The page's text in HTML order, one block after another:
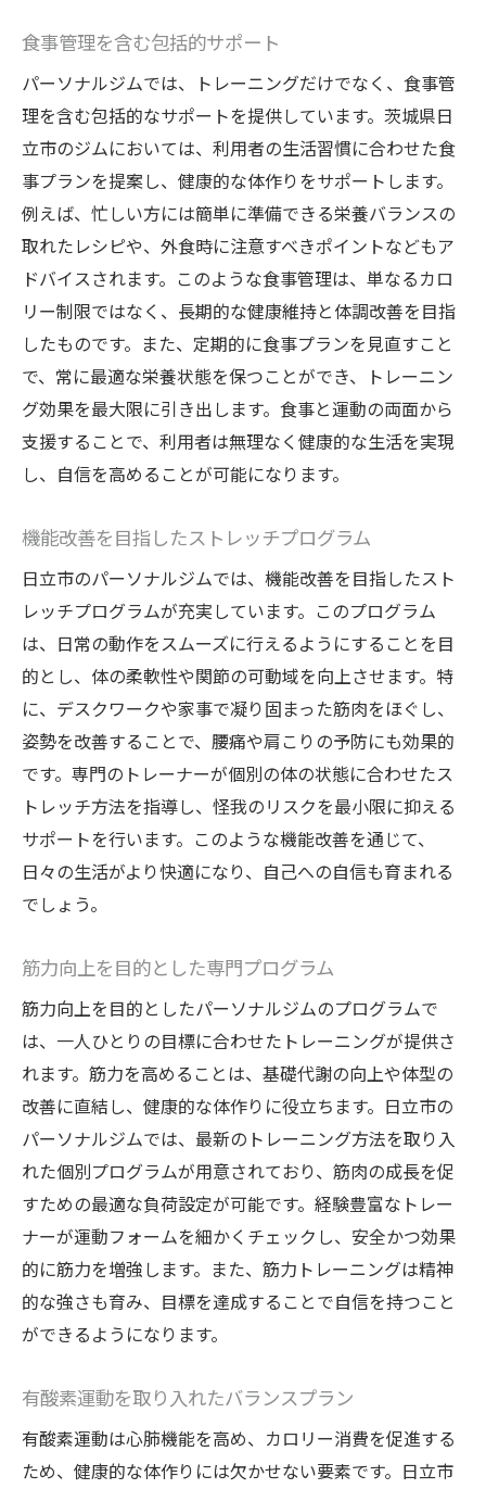
食事管理を含む包括的サポート
パーソナルジムでは、トレーニングだけでなく、食事管
理を含む包括的なサポートを提供しています。茨城県日
立市のジムにおいては、利用者の生活習慣に合わせた食
事プランを提案し、健康的な体作りをサポートします。
例えば、忙しい方には簡単に準備できる栄養バランスの
取れたレシピや、外食時に注意すべきポイントなどもア
ドバイスされます。このような食事管理は、単なるカロ
リー制限ではなく、長期的な健康維持と体調改善を目指
したものです。また、定期的に食事プランを見直すこと
で、常に最適な栄養状態を保つことができ、トレーニン
グ効果を最大限に引き出します。食事と運動の両面から
支援することで、利用者は無理なく健康的な生活を実現
し、自信を高めることが可能になります。
機能改善を目指したストレッチプログラム
日立市のパーソナルジムでは、機能改善を目指したスト
レッチプログラムが充実しています。このプログラム
は、日常の動作をスムーズに行えるようにすることを目
的とし、体の柔軟性や関節の可動域を向上させます。特
に、デスクワークや家事で凝り固まった筋肉をほぐし、
姿勢を改善することで、腰痛や肩こりの予防にも効果的
です。専門のトレーナーが個別の体の状態に合わせたス
トレッチ方法を指導し、怪我のリスクを最小限に抑える
サポートを行います。このような機能改善を通じて、
日々の生活がより快適になり、自己への自信も育まれる
でしょう。
筋力向上を目的とした専門プログラム
筋力向上を目的としたパーソナルジムのプログラムで
は、一人ひとりの目標に合わせたトレーニングが提供さ
れます。筋力を高めることは、基礎代謝の向上や体型の
改善に直結し、健康的な体作りに役立ちます。日立市の
パーソナルジムでは、最新のトレーニング方法を取り入
れた個別プログラムが用意されており、筋肉の成長を促
すための最適な負荷設定が可能です。経験豊富なトレー
ナーが運動フォームを細かくチェックし、安全かつ効果
的に筋力を増強します。また、筋力トレーニングは精神
的な強さも育み、目標を達成することで自信を持つこと
ができるようになります。
有酸素運動を取り入れたバランスプラン
有酸素運動は心肺機能を高め、カロリー消費を促進する
ため、健康的な体作りには欠かせない要素です。日立市